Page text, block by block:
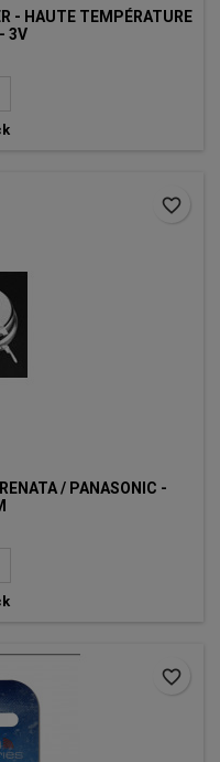
- HAUTE TEMPÉRATURE
3V
/ PANASONIC -
favorite_border
favorite_border